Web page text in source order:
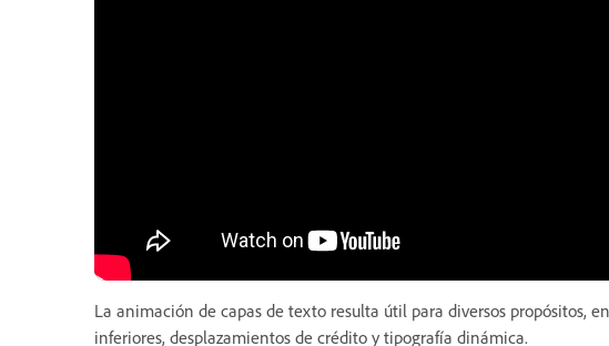
La animación de capas de texto resulta útil para diversos propósitos,
inferiores, desplazamientos de crédito y tipografía dinámica.